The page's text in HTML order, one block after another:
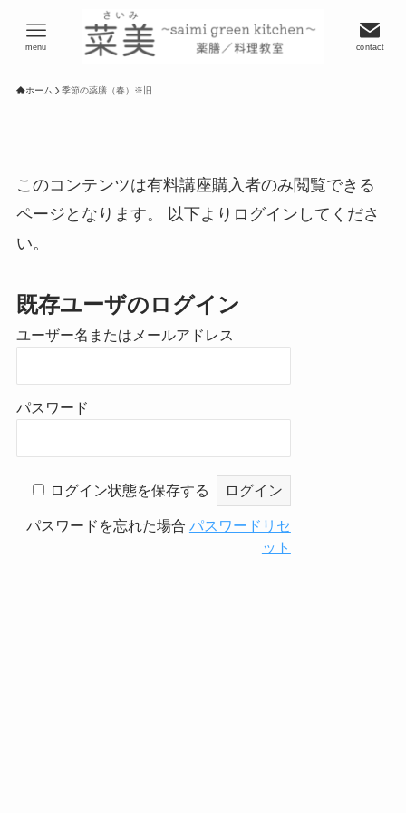
contact
menu
ホーム 季節の薬膳（春）※旧
このコンテンツは有料講座購入者のみ閲覧できる
ページとなります。 以下よりログインしてくださ
い。
既存ユーザのログイン
ユーザー名またはメールアドレス
パスワード
ログイン状態を保存する
パスワードを忘れた場合 パスワードリセ
ット